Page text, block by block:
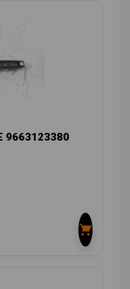
9663123380